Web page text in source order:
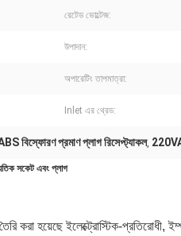
রেটেড ভোল্টেজ:
উপাদান:
অপারেটিং তাপমাত্রা:
Inlet এর থ্রেড:
বিস্ফোরণ প্রমাণ প্লাগ রিসেপ্ট্যাকল,
সকেট এবং প্লাগ
করা হয়েছে ইলেক্ট্রোস্টিক-প্রতিরোধী,